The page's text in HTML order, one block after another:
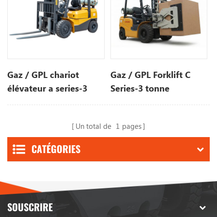
Gaz / GPL chariot
élévateur a series-3
tonne
Gaz / GPL Forklift C
Series-3 tonne
Un total de 1 pages
CATÉGORIES
SOUSCRIRE